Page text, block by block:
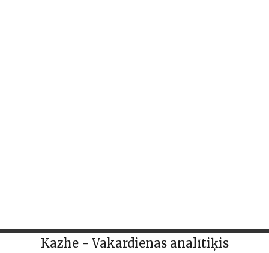
Kazhe - Vakardienas analītiķis